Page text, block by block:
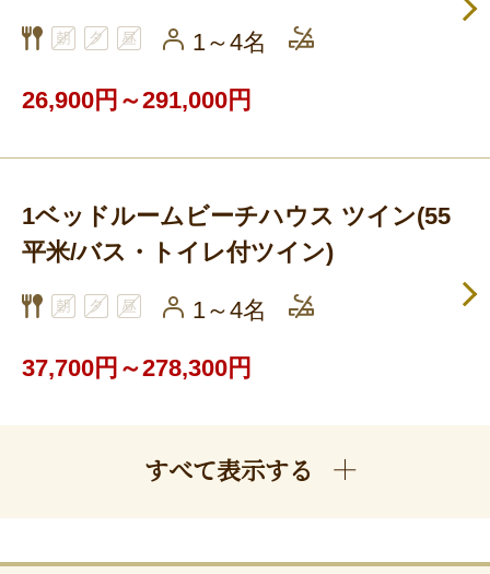
1～4名
26,900円～291,000円
1ベッドルームビーチハウス ツイン(55
平米/バス・トイレ付ツイン)
1～4名
37,700円～278,300円
すべて表示する